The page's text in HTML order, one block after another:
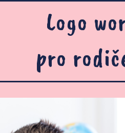
Logo
pro